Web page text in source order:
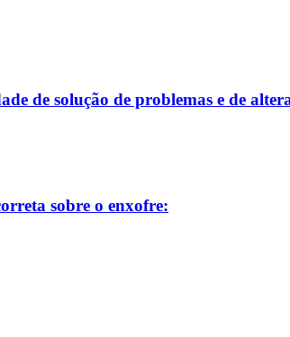
de solução de problemas e de
sobre o enxofre: